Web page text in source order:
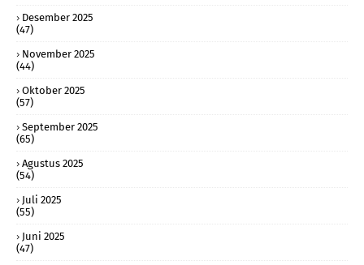
Desember 2025
(47)
November 2025
(44)
Oktober 2025
(57)
September 2025
(65)
Agustus 2025
(54)
Juli 2025
(55)
Juni 2025
(47)